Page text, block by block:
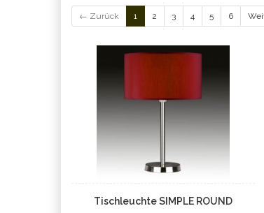
← Zurück 1 2 3 4 5 6
Tischleuchte SIMPLE ROUND